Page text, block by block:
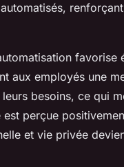
aux employés une
besoins, ce qui
perçue
et vie privée